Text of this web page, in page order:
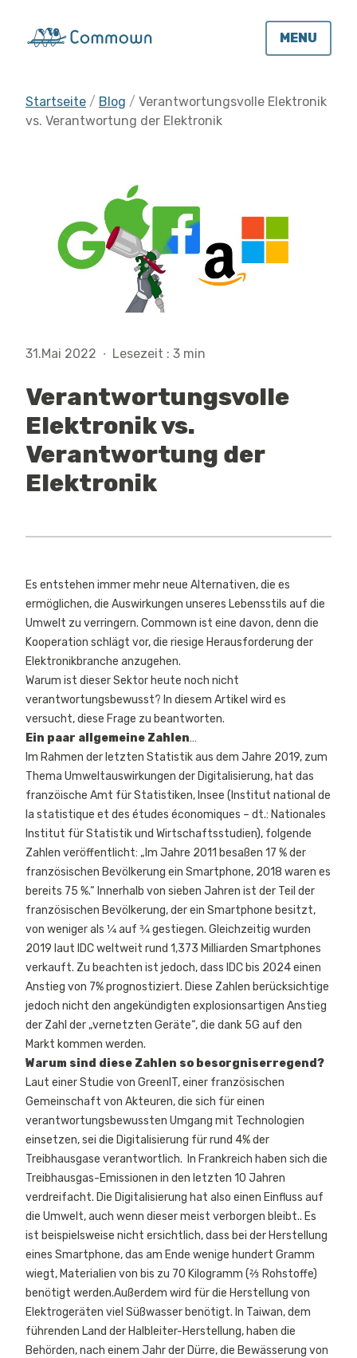
MENU
Startseite Blog
Verantwortungsvolle Elektronik
vs. Verantwortung der Elektronik
Verantwortungsvolle
Elektronik vs.
Verantwortung der
Elektronik
31.Mai 2022 · Lesezeit : 3 min
Es entstehen immer mehr neue Alternativen, die es
ermöglichen, die Auswirkungen unseres Lebensstils auf die
Umwelt zu verringern. Commown ist eine davon, denn die
Kooperation schlägt vor, die riesige Herausforderung der
Elektronikbranche anzugehen.
Warum ist dieser Sektor heute noch nicht
verantwortungsbewusst? In diesem Artikel wird es
versucht, diese Frage zu beantworten.
Ein paar allgemeine Zahlen…
Im Rahmen der letzten Statistik aus dem Jahre 2019, zum
Thema Umweltauswirkungen der Digitalisierung, hat das
franzöische Amt für Statistiken, Insee (Institut national de
la statistique et des études économiques – dt.: Nationales
Institut für Statistik und Wirtschaftsstudien), folgende
Zahlen veröffentlicht: „Im Jahre 2011 besaßen 17 % der
französischen Bevölkerung ein Smartphone, 2018 waren es
bereits 75 %.“ Innerhalb von sieben Jahren ist der Teil der
französischen Bevölkerung, der ein Smartphone besitzt,
von weniger als ¼ auf ¾ gestiegen. Gleichzeitig wurden
2019 laut IDCweltweit rund 1,373 Milliarden Smartphones
verkauft. Zu beachten ist jedoch, dass IDC bis 2024 einen
Anstieg von 7% prognostiziert. Diese Zahlen berücksichtige
jedoch nicht den angekündigten explosionsartigen Anstieg
der Zahl der „vernetzten Geräte“, die dank 5G auf den
Markt kommen werden.
Warum sind diese Zahlen so besorgniserregend?
Laut einer Studie von GreenIT, einer französischen
Gemeinschaft von Akteuren, die sich für einen
verantwortungsbewussten Umgang mit Technologien
einsetzen, sei die Digitalisierung für rund 4% der
Treibhausgase verantwortlich. In Frankreich haben sich die
Treibhausgas-Emissionen in den letzten 10 Jahren
verdreifacht. Die Digitalisierung hat also einen Einfluss auf
die Umwelt, auch wenn dieser meist verborgen bleibt.. Es
ist beispielsweise nicht ersichtlich, dass bei der Herstellung
eines Smartphone, das am Ende wenige hundert Gramm
wiegt, Materialien von bis zu 70 Kilogramm (⅔ Rohstoffe)
benötigt werden.Außerdem wird für die Herstellung von
Elektrogeräten viel Süßwasser benötigt. In Taiwan, dem
führenden Land der Halbleiter-Herstellung, haben die
Behörden, nach einem Jahr der Dürre, die Bewässerung von